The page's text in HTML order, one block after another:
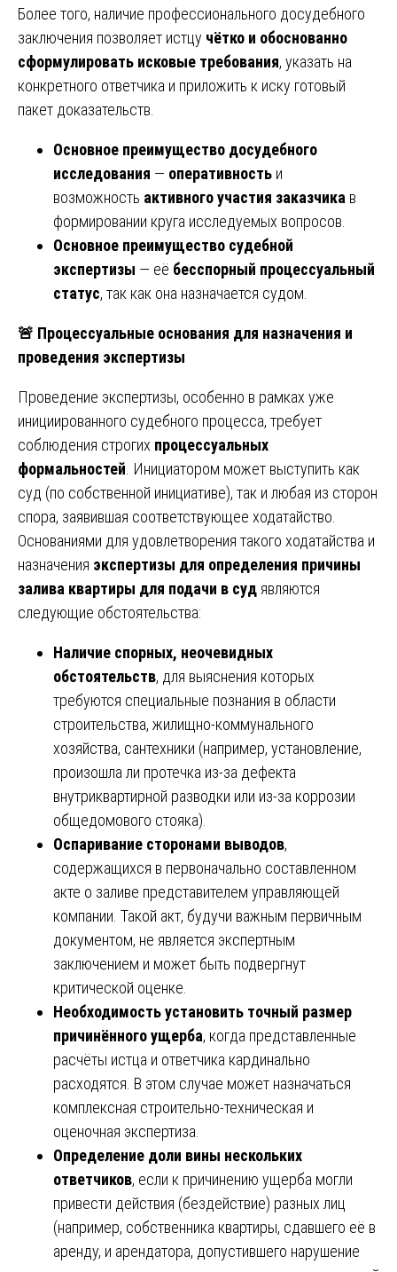
Более того, наличие профессионального досудебного
заключения позволяет истцу чётко и обоснованно
сформулировать исковые требования, указать на
конкретного ответчика и приложить к иску готовый
пакет доказательств.
Основное преимущество досудебного
исследования — оперативность и
возможность активного участия заказчика в
формировании круга исследуемых вопросов.
Основное преимущество судебной
экспертизы — её бесспорный процессуальный
статус, так как она назначается судом.
🚨 Процессуальные основания для назначения и
проведения экспертизы
Проведение экспертизы, особенно в рамках уже
инициированного судебного процесса, требует
соблюдения строгих процессуальных
формальностей . Инициатором может выступить как
суд (по собственной инициативе), так и любая из сторон
спора, заявившая соответствующее ходатайство.
Основаниями для удовлетворения такого ходатайства и
назначения экспертизы для определения причины
залива квартиры для подачи в суд являются
следующие обстоятельства:
Наличие спорных, неочевидных
обстоятельств, для выяснения которых
требуются специальные познания в области
строительства, жилищно-коммунального
хозяйства, сантехники (например, установление,
произошла ли протечка из-за дефекта
внутриквартирной разводки или из-за коррозии
общедомового стояка).
Оспаривание сторонами выводов,
содержащихся в первоначально составленном
акте о заливе представителем управляющей
компании. Такой акт, будучи важным первичным
документом, не является экспертным
заключением и может быть подвергнут
критической оценке.
Необходимость установить точный размер
причинённого ущерба, когда представленные
расчёты истца и ответчика кардинально
расходятся. В этом случае может назначаться
комплексная строительно-техническая и
оценочная экспертиза.
Определение доли вины нескольких
ответчиков, если к причинению ущерба могли
привести действия (бездействие) разных лиц
(например, собственника квартиры, сдавшего её в
аренду, и арендатора, допустившего нарушение